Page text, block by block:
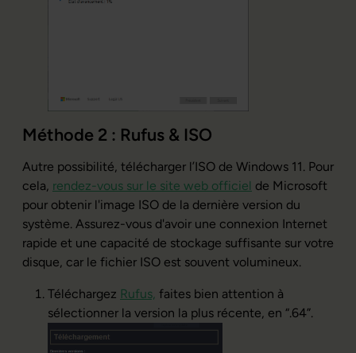
Méthode 2 : Rufus & ISO
Autre possibilité, télécharger l’ISO de Windows 11. Pour
cela, rendez-vous sur le site web officiel de Microsoft
pour obtenir l'image ISO de la dernière version du
système. Assurez-vous d'avoir une connexion Internet
rapide et une capacité de stockage suffisante sur votre
disque, car le fichier ISO est souvent volumineux.
Téléchargez Rufus, faites bien attention à
sélectionner la version la plus récente, en “.64”.